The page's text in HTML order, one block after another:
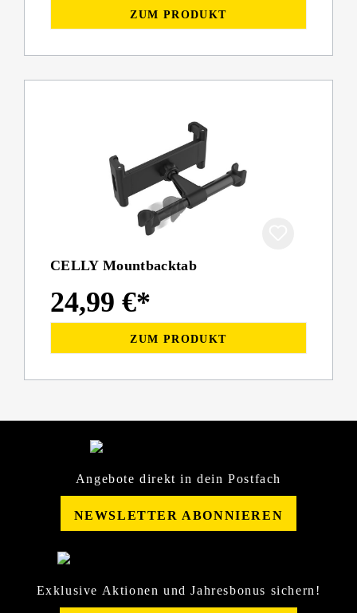
ZUM PRODUKT
CELLY Mountbacktab
24,99 €*
ZUM PRODUKT
Angebote direkt in dein Postfach
NEWSLETTER ABONNIEREN
Exklusive Aktionen und Jahresbonus sichern!